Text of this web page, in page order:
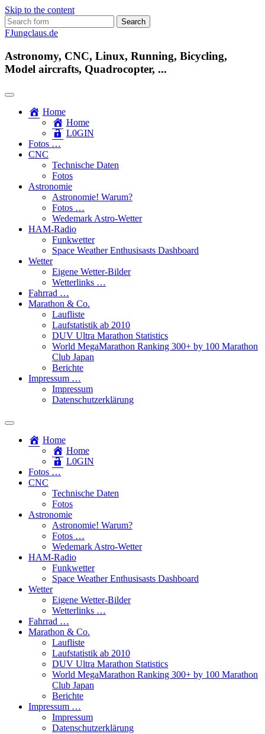
Skip to the content
Search
for:
FJungclaus.de
Astronomy, CNC, Linux, Running, Bicycling,
Model aircrafts, Quadrocopter, ...
Home
Home
L​0​​GIN
Fotos …
CNC
Technische Daten
Fotos
Astronomie
Astronomie! Warum?
Fotos …
Wedemark Astro-Wetter
HAM-Radio
Funkwetter
Space Weather Enthusisasts Dashboard
Wetter
Eigene Wetter-Bilder
Wetterlinks …
Fahrrad …
Marathon & Co.
Laufliste
Laufstatistik ab 2010
DUV Ultra Marathon Statistics
World MegaMarathon Ranking 300+ by 100 Marathon
Club Japan
Berichte
Impressum …
Impressum
Datenschutzerklärung
Toggle
search
field
Home
Home
L​0​​GIN
Fotos …
CNC
Technische Daten
Fotos
Astronomie
Astronomie! Warum?
Fotos …
Wedemark Astro-Wetter
HAM-Radio
Funkwetter
Space Weather Enthusisasts Dashboard
Wetter
Eigene Wetter-Bilder
Wetterlinks …
Fahrrad …
Marathon & Co.
Laufliste
Laufstatistik ab 2010
DUV Ultra Marathon Statistics
World MegaMarathon Ranking 300+ by 100 Marathon
Club Japan
Berichte
Impressum …
Impressum
Datenschutzerklärung